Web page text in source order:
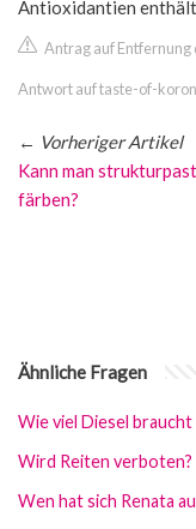
Antioxidantien
Antrag auf Entfernung
Antwort auf taste-of-
← Vorheriger Artikel
Kann man
färben?
Ähnliche Fragen
Wie viel Diesel
Wird Reiten verboten?
Wen hat sich Renata